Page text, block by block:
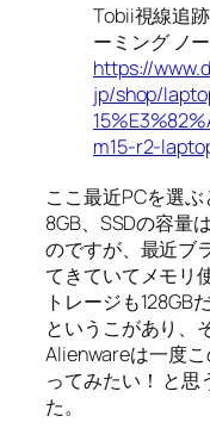
Tobii視線追
ーミング ノ
https://
jp/shop/
m15-r2-
ここ最近PCを選
8GB、SSDの容量
のですが、最近ブ
てきていてメモリ
トレージも128GB
というこがあり、
Alienwareは一度
ってみたい！ と
た。